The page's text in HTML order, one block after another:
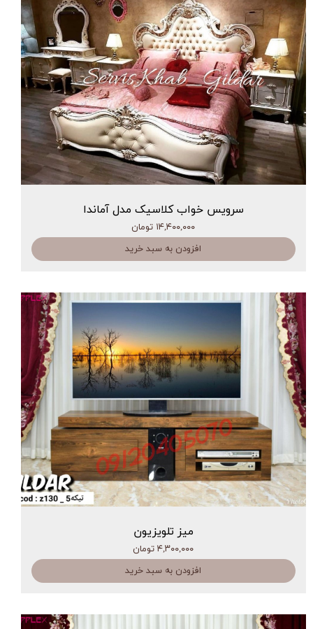
سرویس خواب کلاسیک مدل آماندا
۱۴,۴۰۰,۰۰۰ تومان
افزودن به سبد خرید
میز تلویزیون
۴,۳۰۰,۰۰۰ تومان
افزودن به سبد خرید